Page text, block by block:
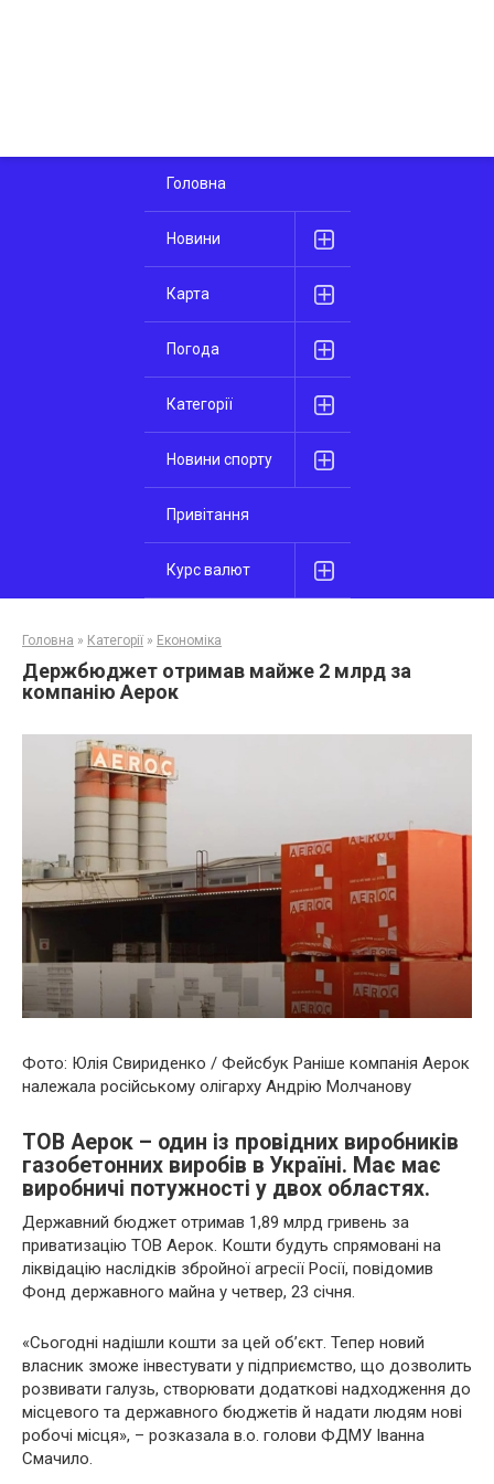
Головна
Новини
Карта
Погода
Категорії
Новини спорту
Привітання
Курс валют
Головна » Категорії » Економіка
Держбюджет отримав майже 2 млрд за
компанію Аерок
Фото: Юлія Свириденко / Фейсбук Раніше компанія Аерок
належала російському олігарху Андрію Молчанову
ТОВ Аерок – один із провідних виробників
газобетонних виробів в Україні. Має має
виробничі потужності у двох областях.
Державний бюджет отримав 1,89 млрд гривень за
приватизацію ТОВ Аерок. Кошти будуть спрямовані на
ліквідацію наслідків збройної агресії Росії, повідомив
Фонд державного майна у четвер, 23 січня.
«Сьогодні надішли кошти за цей об’єкт. Тепер новий
власник зможе інвестувати у підприємство, що дозволить
розвивати галузь, створювати додаткові надходження до
місцевого та державного бюджетів й надати людям нові
робочі місця», – розказала в.о. голови ФДМУ Іванна
Смачило.